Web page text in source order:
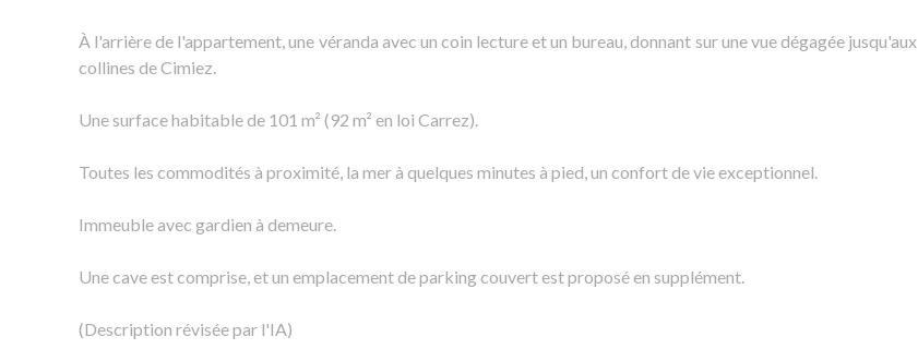
À l'arrière de l'appartement, une véranda avec un coin lecture et un bureau, donnant sur une vue dégagée jusqu'aux
collines de Cimiez.
Une surface habitable de 101 m² (92 m² en loi Carrez).
Toutes les commodités à proximité, la mer à quelques minutes à pied, un confort de vie exceptionnel.
Immeuble avec gardien à demeure.
Une cave est comprise, et un emplacement de parking couvert est proposé en supplément.
(Description révisée par l'IA)